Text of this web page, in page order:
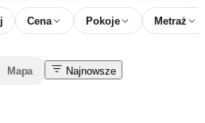
Cena Pokoje Metraż
Mapa Najnowsze